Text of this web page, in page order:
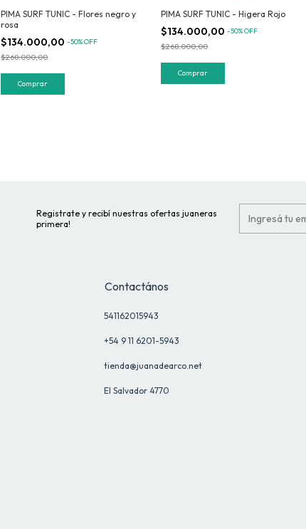
PIMA SURF TUNIC - Flores negro y
rosa
$134.000,00 -50%OFF
$268.000,00
Comprar
PIMA SURF TUNIC - Higera Rojo
$134.000,00 -50%OFF
$268.000,00
Comprar
Registrate y recibí nuestras ofertas juaneras
primera!
Contactános
541162015943
+54 9 11 6201-5943
tienda@juanadearco.net
El Salvador 4770